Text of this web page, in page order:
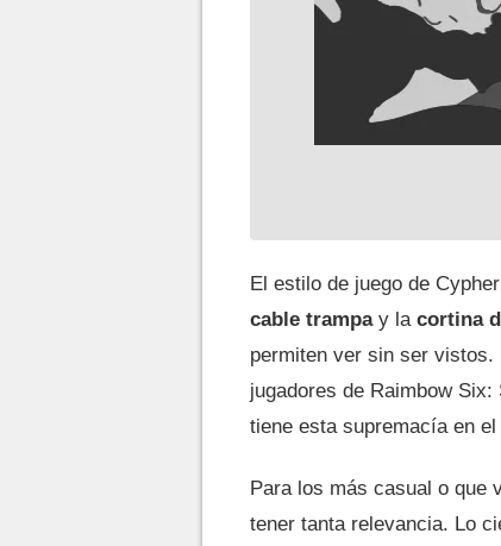
El estilo de juego de
cable trampay la cortina
permiten ver sin ser vistos.
jugadores de Raimbow
tiene esta supremacía en
Para los más casual o que
tener tanta relevancia. Lo